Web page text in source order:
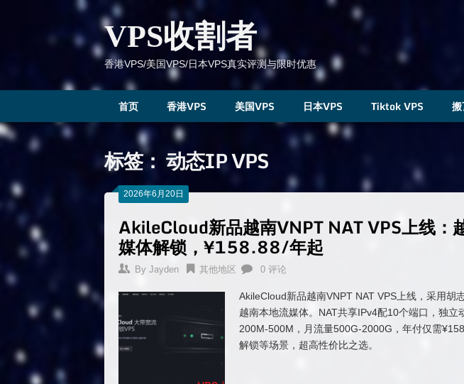
VPS收割者
香港VPS/美国VPS/日本VPS真实评测与限时优惠
首页 香港VPS 美国VPS 日本VPS Tiktok VPS
标签： 动态IP VPS
2026年6月20日
AkileCloud新品越南VNPT NAT VPS上线：
媒体解锁，¥158.88/年起
By Jayden 其他地区 0 评论
AkileCloud新品越南VNPT NAT VPS上线，采用胡
越南本地流媒体。NAT共享IPv4配10个端口，独立
200M-500M，月流量500G-2000G，年付仅需
解锁等场景，超高性价比之选。